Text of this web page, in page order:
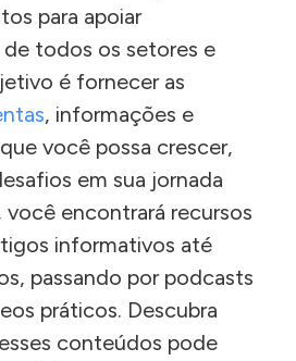
para apoiar
todos os setores e
é fornecer as
, informações e
você possa crescer,
em sua jornada
você encontrará recursos
informativos até
passando por podcasts
práticos. Descubra
conteúdos pode